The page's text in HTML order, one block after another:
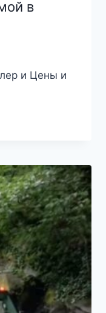
в
и Цены и